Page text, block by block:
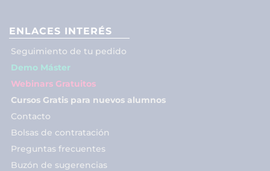
ENLACES INTERÉS
Seguimiento de tu pedido
Demo Máster
Webinars Gratuitos
Cursos Gratis para nuevos alumnos
Contacto
Bolsas de contratación
Preguntas frecuentes
Buzón de sugerencias